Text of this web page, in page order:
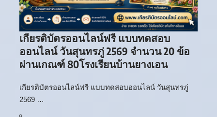
เกียรติบัตรออนไลน์ฟรี แบบทดสอบ
ออนไลน์ วันสุนทรภู่ 2569 จำนวน 20 ข้อ
ผ่านเกณฑ์ 80โรงเรียนบ้านยางเอน
เกียรติบัตรออนไลน์ฟรี แบบทดสอบออนไลน์ วันสุนทรภู่
2569 …